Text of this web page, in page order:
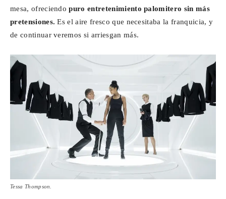
mesa, ofreciendopuro entretenimiento palomitero sin más
pretensiones. Es el aire fresco que necesitaba la franquicia, y
de continuar veremos si arriesgan más.
Tessa Thompson.